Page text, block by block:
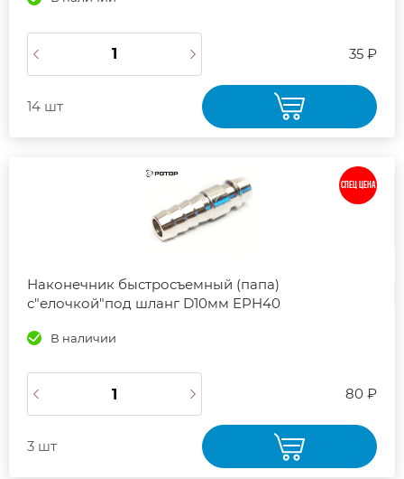
35 ₽
14 шт
СПЕЦ ЦЕНА
Наконечник быстросъемный (папа)
с"елочкой"под шланг D10мм EPH40
В наличии
80 ₽
3 шт